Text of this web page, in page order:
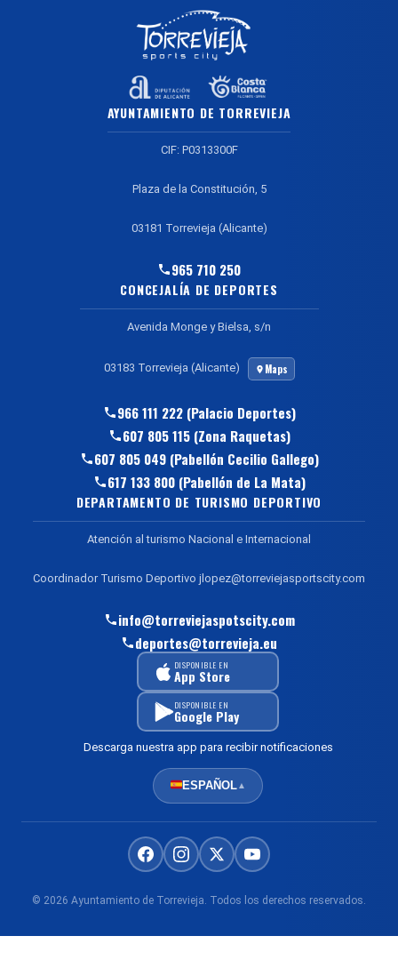
AYUNTAMIENTO DE TORREVIEJA
CIF: P0313300F
Plaza de la Constitución, 5
03181 Torrevieja (Alicante)
965 710 250
CONCEJALÍA DE DEPORTES
Avenida Monge y Bielsa, s/n
03183 Torrevieja (Alicante) Maps
966 111 222 (Palacio Deportes)
607 805 115 (Zona Raquetas)
607 805 049 (Pabellón Cecilio Gallego)
617 133 800 (Pabellón de La Mata)
DEPARTAMENTO DE TURISMO DEPORTIVO
Atención al turismo Nacional e Internacional
Coordinador Turismo Deportivo jlopez@torreviejasportscity.com
info@torreviejaspotscity.com
deportes@torrevieja.eu
DISPONIBLE EN
App Store
DISPONIBLE EN
Google Play
Descarga nuestra app para recibir notificaciones
ESPAÑOL▲
© 2026 Ayuntamiento de Torrevieja. Todos los derechos reservados.